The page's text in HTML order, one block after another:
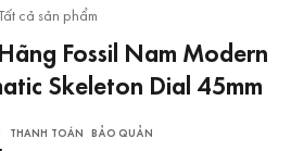
cả sản phẩm
Fossil Nam Modern
Skeleton Dial 45mm
THANH TOÁN BẢO QUẢN